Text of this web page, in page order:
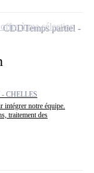
- CHELLES
intégrer notre équipe.
traitement des
CDDTemps partiel
à ma sélection